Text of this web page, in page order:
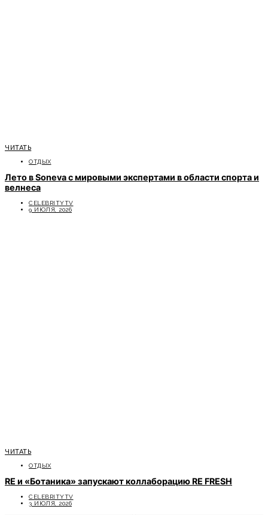
ЧИТАТЬ
ОТДЫХ
Лето в Soneva с мировыми экспертами в области спорта и
велнеса
CELEBRITYTV
9 ИЮЛЯ, 2026
ЧИТАТЬ
ОТДЫХ
RE и «Ботаника» запускают коллаборацию RE FRESH
CELEBRITYTV
3 ИЮЛЯ, 2026